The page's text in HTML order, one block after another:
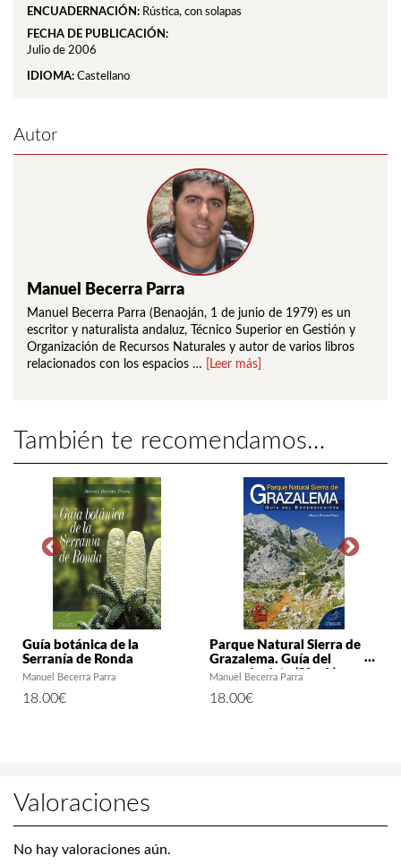
ENCUADERNACIÓN: Rústica, con solapas
FECHA DE PUBLICACIÓN:
Julio de 2006
IDIOMA: Castellano
Autor
Manuel Becerra Parra
Manuel Becerra Parra (Benaoján, 1 de junio de 1979) es un
escritor y naturalista andaluz, Técnico Superior en Gestión y
Organización de Recursos Naturales y autor de varios libros
relacionados con los espacios …
[Leer más]
También te recomendamos…
Guía botánica de la
Serranía de Ronda
Manuel Becerra Parra
18.00€
Parque Natural Sierra de
Grazalema. Guía del
excursionista (2ª ed.)
Manuel Becerra Parra
18.00€
Valoraciones
No hay valoraciones aún.